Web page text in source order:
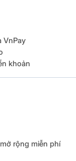
VnPay
khoản
rộng miễn phí